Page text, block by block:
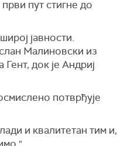
пут стигне до
јавности.
Малиновски из
док је Андриј
потврђује
и квалитетан тим и,